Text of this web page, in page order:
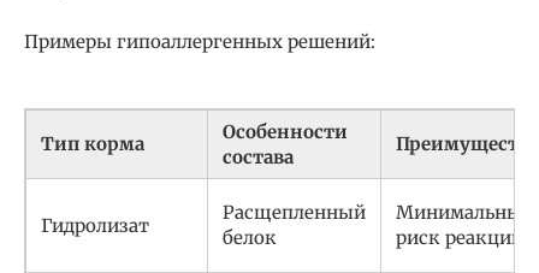
Примеры гипоаллергенных решений:
Тип корма
Особенности
состава
Преимущества
Гидролизат
Расщепленный
белок
Минимальный
риск реакции